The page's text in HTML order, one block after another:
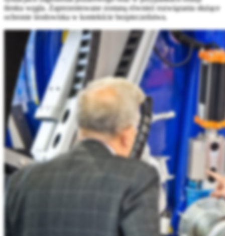
tlenku węgla. Zaprezentowane zostaną również rozwiązania służące
ochronie środowiska w kontekście bezpieczeństwa.